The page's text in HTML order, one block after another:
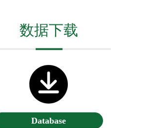
数据下载
Database